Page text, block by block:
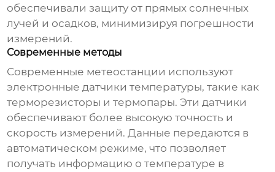
обеспечивали защиту от прямых солнечных
лучей и осадков, минимизируя погрешности
измерений.
Современные методы
Современные метеостанции используют
электронные датчики температуры, такие как
терморезисторы и термопары. Эти датчики
обеспечивают более высокую точность и
скорость измерений. Данные передаются в
автоматическом режиме, что позволяет
получать информацию отемпературе в